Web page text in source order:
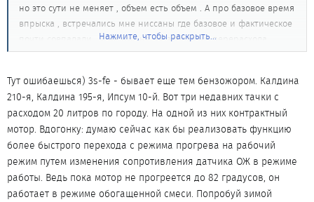
но это сути не меняет , объем есть объем . А про базовое время
впрыска , встречались мне ниссаны где базовое и фактическое
почти совпадали , и не них не ни запаха ни перерасхода
топлива. Все таки тойоты на голову выше чем ниссан, в
нашей местности это самые распространенные марки
иномарок.
Нажмите, чтобы раскрыть...
Тут ошибаешься) 3s-fe - бывает еще тем бензожором. Калдина
210-я, Калдина 195-я, Ипсум 10-й. Вот три недавних тачки с
расходом 20 литров по городу. На одной из них контрактный
мотор. Вдогонку: думаю сейчас как бы реализовать функцию
более быстрого перехода с режима прогрева на рабочий
режим путем изменения сопротивления датчика ОЖ в режиме
работы. Ведь пока мотор не прогреется до 82 градусов, он
работает в режиме обогащенной смеси. Попробуй зимой